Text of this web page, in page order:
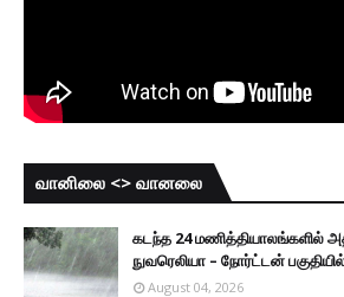
வானிலை <> வானலை
கடந்த 24 மணித்தியாலங்களில்
நுவரெலியா – நோர்ட்டன்
August 04, 2026